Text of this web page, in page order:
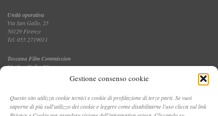
Gestione consenso cookie
Questo sito utilizza cookie tecnici e cookie di profilazione di terze parti. Se vuoi
saperne di più sull'utilizzo dei cookie e leggere come disabilitarne l'uso clicca sul link
Unità operativa
Via San Gallo, 25
50129 Firenze
Tel. 055 2719011
Toscana Film Commission
Via San Gallo, 25
Tel. 055 2719035 – fax 055 2719027
CONTATTI